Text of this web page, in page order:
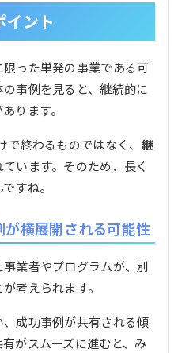
ント
った単発の事業である可
事例を見ると、継続的に
ります。
終わるものではなく、 継
ています。そのため、長く
すね。
横展開される可能性
業者やプログラムが、別
考えられます。
成功事例が共有される傾
がスムーズに進むと、み